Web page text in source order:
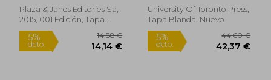
Plaza & Janes Editories Sa,
2015, 001 Edición, Tapa
Dura,Usado
University Of Toronto Press,
Tapa Blanda, Nuevo